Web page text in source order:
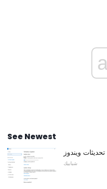
See Newest
ويندوز
شبابيك